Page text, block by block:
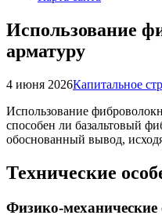
Использование
арматуру
4 июня 2026Капитальное
Использование
способен ли базальтовый
обоснованный вывод,
Технические
Физико-механические